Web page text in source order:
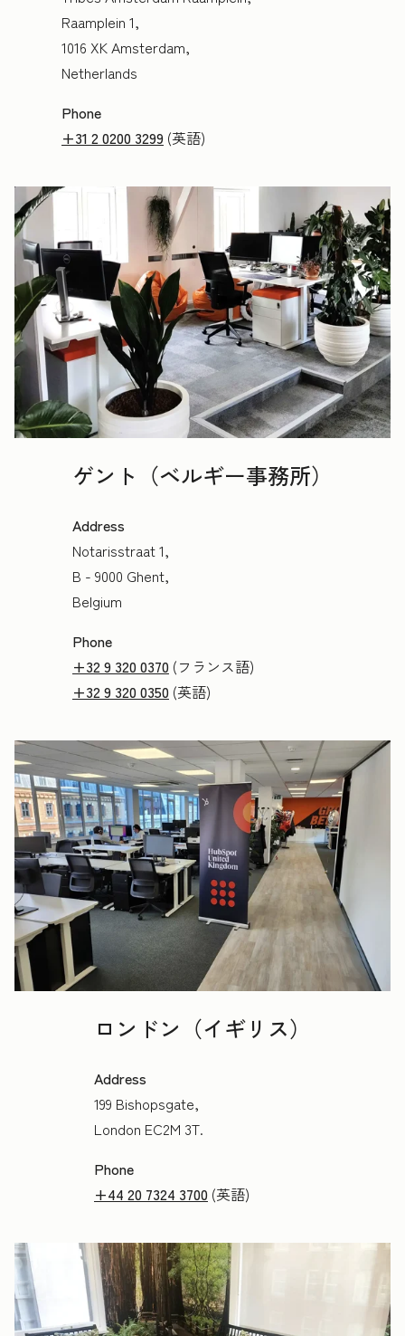
Raamplein 1,
1016 XK Amsterdam,
Netherlands
Phone
+31 2 0200 3299 (英語)
ゲント（ベルギー事務所）
Address
Notarisstraat 1,
B - 9000 Ghent,
Belgium
Phone
+32 9 320 0370 (フランス語)
+32 9 320 0350 (英語)
ロンドン（イギリス）
Address
199 Bishopsgate,
London EC2M 3T.
Phone
+44 20 7324 3700 (英語)